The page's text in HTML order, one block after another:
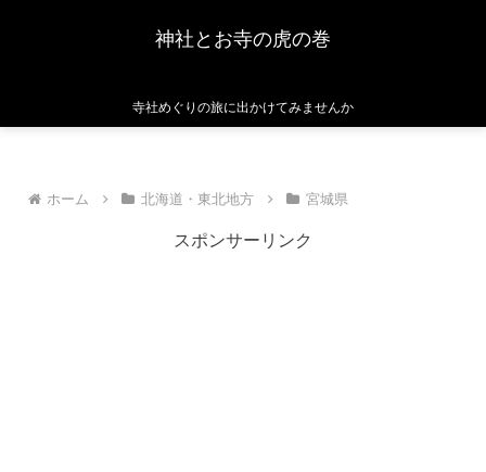
神社とお寺の虎の巻
寺社めぐりの旅に出かけてみませんか
ホーム 北海道・東北地方 宮城県
スポンサーリンク